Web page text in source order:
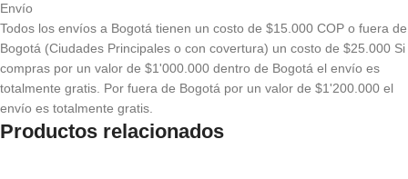
Envío
Todos los envíos a Bogotá tienen un costo de $15.000 COP o fuera de
Bogotá (Ciudades Principales o con covertura) un costo de $25.000 Si
compras por un valor de $1'000.000 dentro de Bogotá el envío es
totalmente gratis. Por fuera de Bogotá por un valor de $1'200.000 el
envío es totalmente gratis.
Productos relacionados